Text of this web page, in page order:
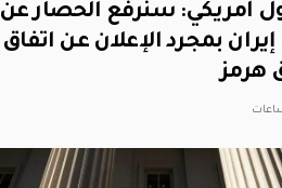
أمريكي: سنرفع الحصار عن
إيران بمجرد الإعلان عن اتفاق
هرمز